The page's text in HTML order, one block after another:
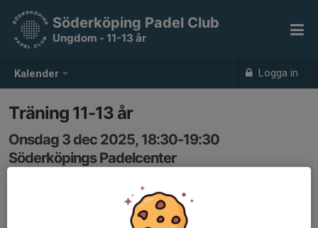
Kalender Logga in
Söderköping Padel Club
Ungdom - 11-13 år
Träning 11-13 år
Onsdag 3 dec 2025, 18:30-19:30
Söderköpings Padelcenter